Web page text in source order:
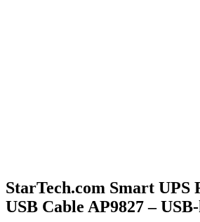
StarTech.com Smart UPS
USB Cable AP9827 –